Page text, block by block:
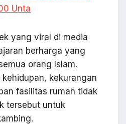
Unta
yang viral di media
berharga yang
orang Islam.
kekurangan
fasilitas rumah tidak
tersebut untuk